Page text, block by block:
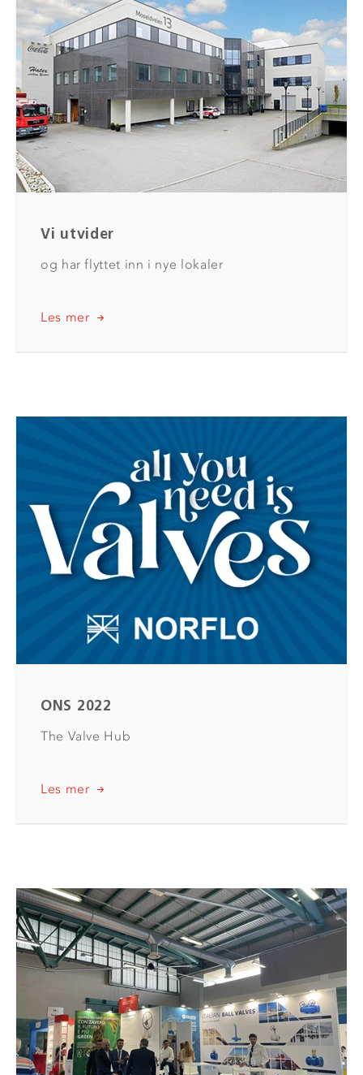
Vi utvider
og har flyttet inn i nye lokaler
Les mer
ONS 2022
The Valve Hub
Les mer